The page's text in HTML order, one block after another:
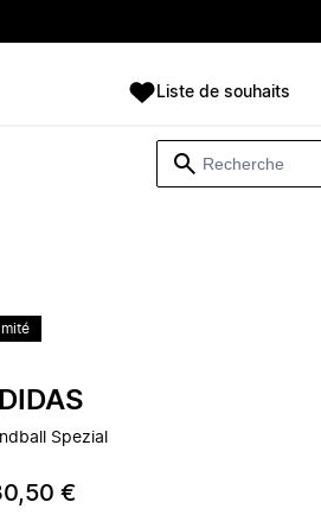
Liste de souhaits
Spezial
€